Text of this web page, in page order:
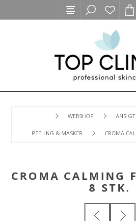
WEBSHOP
PEELING & MASKER CROMA
CROMA CALMING
8 STK.